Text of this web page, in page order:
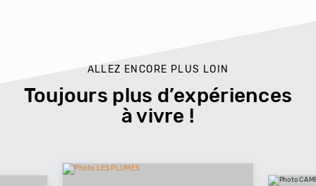
ALLEZ ENCORE PLUS LOIN
Toujours plus d’expériences
à vivre !